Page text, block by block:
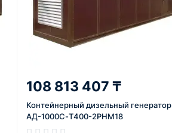
108 813 407 ₸
Контейнерный дизельный генератор
АД-1000С-Т400-2РНМ18